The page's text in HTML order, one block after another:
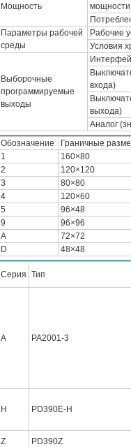
Мощность
мощности
Параметры рабочей
среды
Рабочие
Условия
Выборочные
программируемые
выходы
входа)
выхода)
Аналог
Обозначение
Граничные
1
160×80
2
120×120
3
80×80
4
120×60
5
96×48
9
96×96
A
72×72
D
48×48
Серия Тип
A PA2001-3
H PD390E-H
Z PD390Z